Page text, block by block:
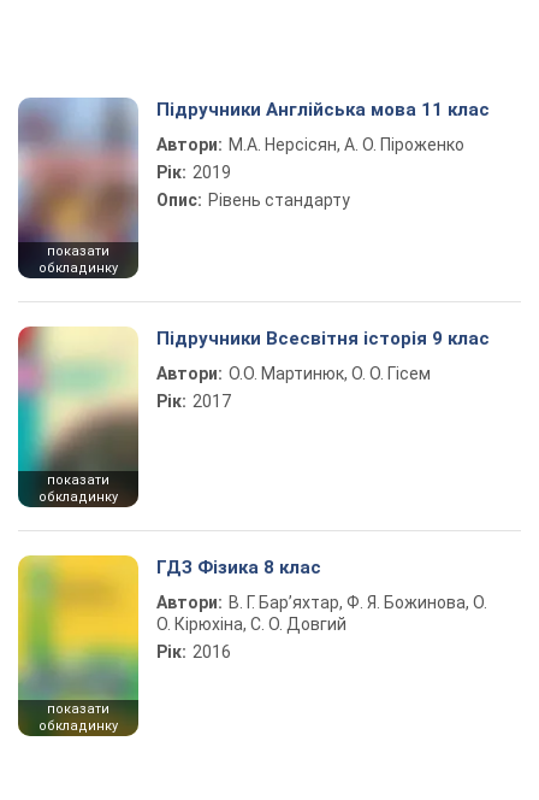
показати
обкладинку
Підручники Англійська мова 11 клас
Автори: М.А. Нерсісян, А. О. Піроженко
Рік: 2019
Опис: Рівень стандарту
показати
обкладинку
Підручники Всесвітня історія 9 клас
Автори: О.О. Мартинюк, О. О. Гісем
Рік: 2017
показати
обкладинку
ГДЗ Фізика 8 клас
Автори: В. Г. Бар’яхтар, Ф. Я. Божинова, О.
О. Кірюхіна, С. О. Довгий
Рік: 2016